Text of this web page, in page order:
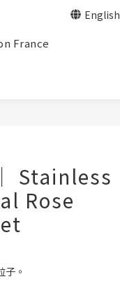
English
France
Stainless
Rose
。